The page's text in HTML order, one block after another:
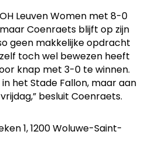
Leuven Women met 8-0
Coenraets blijft op zijn
geen makkelijke opdracht
toch wel bewezen heeft
knap met 3-0 te winnen.
het Stade Fallon, maar aan
besluit Coenraets.
1, 1200 Woluwe-Saint-